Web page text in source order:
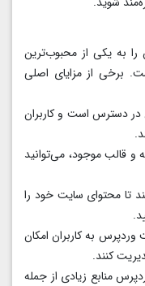
به یکی از محبوب‌ترین
برخی از مزایای اصلی
در دسترس است و کاربران
و قالب موجود، می‌توانید
محتوای سایت خود را
به کاربران امکان
کنند.
منابع زیادی از جمله